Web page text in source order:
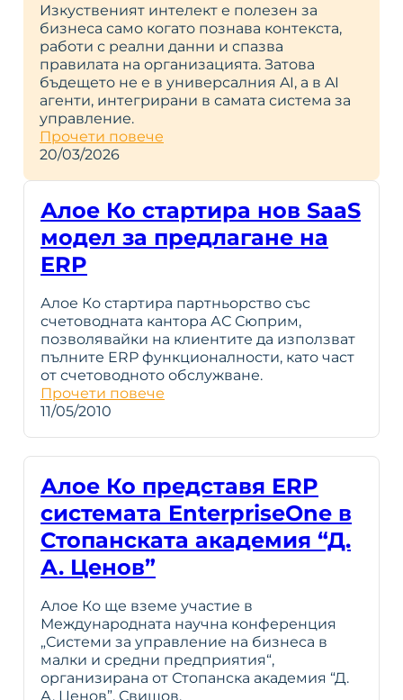
Изкуственият интелект е полезен за
бизнеса само когато познава контекста,
работи с реални данни и спазва
правилата на организацията. Затова
бъдещето не е в универсалния AI, а в AI
агенти, интегрирани в самата система за
управление.
Прочети повече
20/03/2026
Алое Ко стартира нов SaaS
модел за предлагане на
ERP
Алое Ко стартира партньорство със
счетоводната кантора АС Сюприм,
позволявайки на клиентите да използват
пълните ERP функционалности, като част
от счетоводното обслужване.
Прочети повече
11/05/2010
Алое Ко представя ERP
системата EnterpriseOne в
Стопанската академия “Д.
А. Ценов”
Алое Ко ще вземе участие в
Международната научна конференция
„Системи за управление на бизнеса в
малки и средни предприятия“,
организирана от Стопанска академия “Д.
А. Ценов”, Свищов.